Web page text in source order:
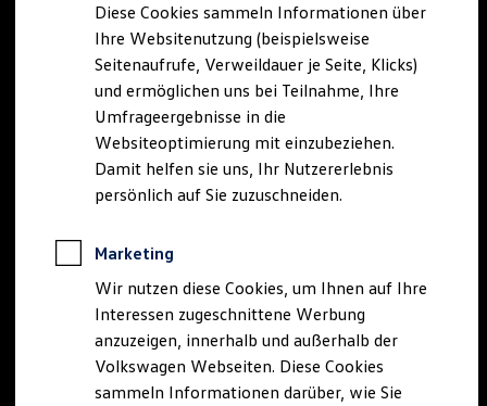
Behörden
Direktkunden
Sonderfahrzeuge
Anpfiff zum Gewinn
Elektromobilität
Elektroautos
ID. Tutorials
Elektrofahrzeugkonzepte
ID. EVERY1
Reichweite
Rekuperation
Laden unterwegs
Laden Zuhause
Ladestationen finden
Ladezeitensimulator
Batterie
Sicherheit
Diese Cookies sammeln Informationen über
Ihre Websitenutzung (beispielsweise
Seitenaufrufe, Verweildauer je Seite, Klicks)
und ermöglichen uns bei Teilnahme, Ihre
Umfrageergebnisse in die
Websiteoptimierung mit einzubeziehen.
Damit helfen sie uns, Ihr Nutzererlebnis
persönlich auf Sie zuzuschneiden.
Marketing
Wir nutzen diese Cookies, um Ihnen auf Ihre
Interessen zugeschnittene Werbung
anzuzeigen, innerhalb und außerhalb der
Volkswagen Webseiten. Diese Cookies
sammeln Informationen darüber, wie Sie